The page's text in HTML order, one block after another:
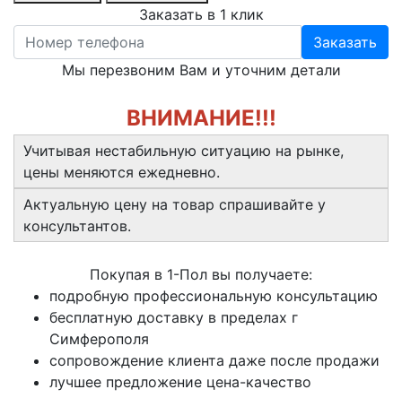
Заказать в 1 клик
Заказать
Мы перезвоним Вам и уточним детали
ВНИМАНИЕ!!!
Учитывая нестабильную ситуацию на рынке,
цены меняются ежедневно.
Актуальную цену на товар спрашивайте у
консультантов.
Покупая в 1-Пол вы получаете:
подробную профессиональную консультацию
бесплатную доставку в пределах г
Симферополя
сопровождение клиента даже после продажи
лучшее предложение цена-качество